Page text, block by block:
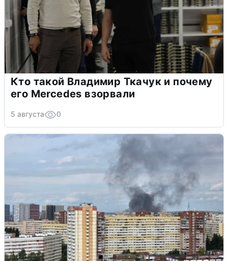
Кто такой Владимир Ткачук и почему
его Mercedes взорвали
5 августа 0